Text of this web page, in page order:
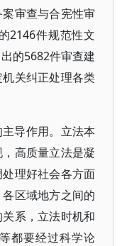
审查与合宪性审
2146件规范性文
的5682件审查建
关纠正处理各类
导作用。立法本
高质量立法是凝
理好社会各方面
区域地方之间的
系，立法时机和
都要经过科学论